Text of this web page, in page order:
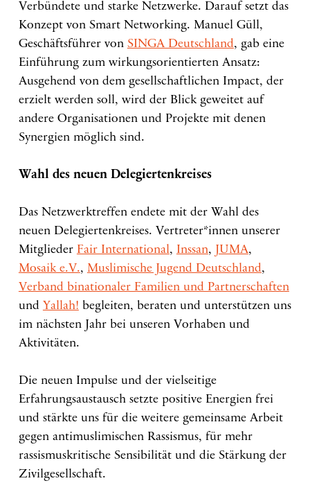
Verbündete und starke Netzwerke. Darauf setzt das
Konzept von Smart Networking. Manuel Güll,
Geschäftsführer von SINGA Deutschland, gab eine
Einführung zum wirkungsorientierten Ansatz:
Ausgehend von dem gesellschaftlichen Impact, der
erzielt werden soll, wird der Blick geweitet auf
andere Organisationen und Projekte mit denen
Synergien möglich sind.
Wahl des neuen Delegiertenkreises
Das Netzwerktreffen endete mit der Wahl des
neuen Delegiertenkreises. Vertreter*innen unserer
Mitglieder Fair International, Inssan, JUMA,
Mosaik e.V., Muslimische Jugend Deutschland,
Verband binationaler Familien und Partnerschaften
und Yallah! begleiten, beraten und unterstützen uns
im nächsten Jahr bei unseren Vorhaben und
Aktivitäten.
Die neuen Impulse und der vielseitige
Erfahrungsaustausch setzte positive Energien frei
und stärkte uns für die weitere gemeinsame Arbeit
gegen antimuslimischen Rassismus, für mehr
rassismuskritische Sensibilität und die Stärkung der
Zivilgesellschaft.